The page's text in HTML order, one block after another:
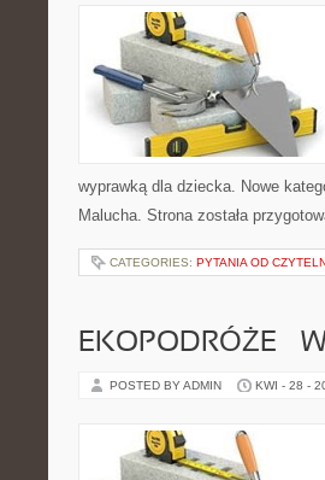
wyprawką dla dziecka. Nowe
Malucha. Strona została
CATEGORIES: PYTANIA OD
EKOPODRÓŻE –
POSTED BY ADMIN KWI - 28 -